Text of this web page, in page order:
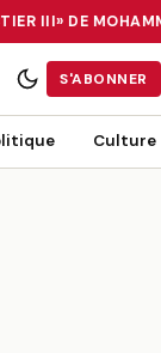
III» DE
UN
S'ABONNER
Culture